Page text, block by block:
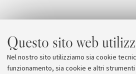
Questo sito web
Nel nostro sito utilizziamo sia cookie
funzionamento, sia cookie e altri